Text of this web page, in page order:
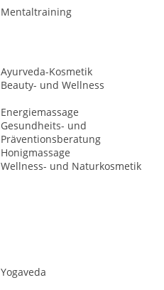
Mentaltraining
Ayurveda-Kosmetik
Beauty- und Wellness
Energiemassage
Gesundheits- und
Präventionsberatung
Honigmassage
Wellness- und Naturkosmetik
Yogaveda